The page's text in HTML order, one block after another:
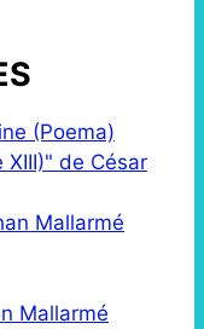
(Poema)
XIII)" de César
Mallarmé
Mallarmé